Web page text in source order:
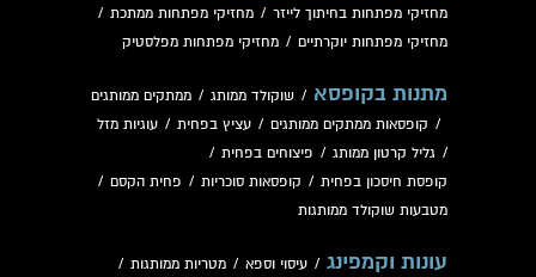
מחזיקי מפתחות בחיתוך לייזר / מחזיקי מפתחות ממתכת /
מחזיקי מפתחות יוקרתיים / מחזיקי מפתחות מפלסטיק
מתנות בקופסא / שוקולד ממותג / ממתקים ממותגים
/ קופסאות ממתקים ממותגים / עציץ בפחית / עוגיות מזל
/ גליל קרטון ממותג / פיצוחים בפחית /
קופסת חיסכון בפחית / קופסאות סוכריות / פחית הקסם /
מטבעות שוקולד ממותגות
עונות וקמפינג / עיסוי וספא / מטריות ממותגות /